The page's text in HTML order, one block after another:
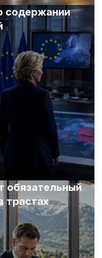
содержании
обязательный
трастах